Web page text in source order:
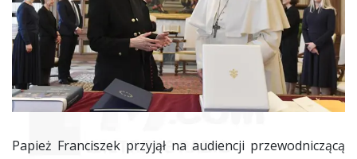
Papież Franciszek przyjął na audiencji przewodniczącą